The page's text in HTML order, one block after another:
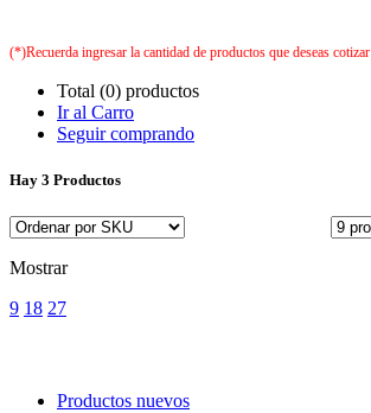
(*)Recuerda ingresar la cantidad de productos que deseas cotizar
Total (0) productos
Ir al Carro
Seguir comprando
Hay 3 Productos
Mostrar
9 18 27
Productos nuevos